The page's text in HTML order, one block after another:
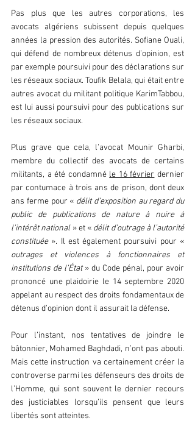
Pas plus que les autres corporations, les
avocats algériens subissent depuis quelques
années la pression des autorités. Sofiane Ouali,
qui défend de nombreux détenus d’opinion, est
par exemple poursuivi pour des déclarations sur
les réseaux sociaux. Toufik Belala, qui était entre
autres avocat du militant politique KarimTabbou,
est lui aussi poursuivi pour des publications sur
les réseaux sociaux.
Plus grave que cela, l’avocat Mounir Gharbi,
membre du collectif des avocats de certains
militants, a été condamné le 16 février dernier
par contumace à trois ans de prison, dont deux
ans ferme pour « délit d’exposition au regard du
public de publications de nature à nuire à
l’intérêt national » et « délit d’outrage à l’autorité
constituée
outrages et violences à fonctionnaires et
institutions de l’État » du Code pénal, pour avoir
prononcé une plaidoirie le 14 septembre 2020
appelant au respect des droits fondamentaux de
détenus d’opinion dont il assurait la défense.
Pour l’instant, nos tentatives de joindre le
bâtonnier, Mohamed Baghdadi, n’ont pas abouti.
Mais cette instruction va certainement créer la
controverse parmi les défenseurs des droits de
l’Homme, qui sont souvent le dernier recours
des justiciables lorsqu’ils pensent que leurs
libertés sont atteintes.